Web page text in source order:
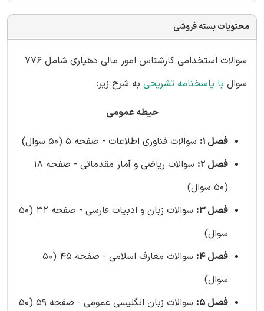
محتویات بسته فروشی
سوالات استخدامی کارشناس امور مالی دهیاری شامل 776
سوال با پاسخنامه تشریحی به شرح زیر:
حیطه عمومی
فصل 1:
سوالات فناوری اطلاعات - صفحه 5 (50 سوال)
فصل 2:
سوالات ریاضی و آمار مقدماتی - صفحه 18
(50 سوال)
فصل 3:
سوالات زبان و ادبیات فارسی - صفحه 32 (50
سوال)
فصل 4:
سوالات معارف اسلامی - صفحه 45 (50
سوال)
فصل 5:
سوالات زبان انگلیسی عمومی - صفحه 59 (50